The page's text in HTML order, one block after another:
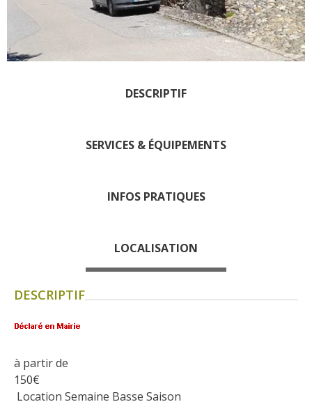
Les visites accompagnées
L'espace Georges Rouquier
Nos Campagnes Autrefois à
Le musée de la forge à
Artistes et artisans d'art
Les marchés et foires
Nos producteurs
Recettes et produits locaux
Flâner à moins de
Les Plus Beaux Villages de
France
DESCRIPTIF
SERVICES & ÉQUIPEMENTS
INFOS PRATIQUES
LOCALISATION
DESCRIPTIF
à partir de
150€
Location Semaine Basse Saison